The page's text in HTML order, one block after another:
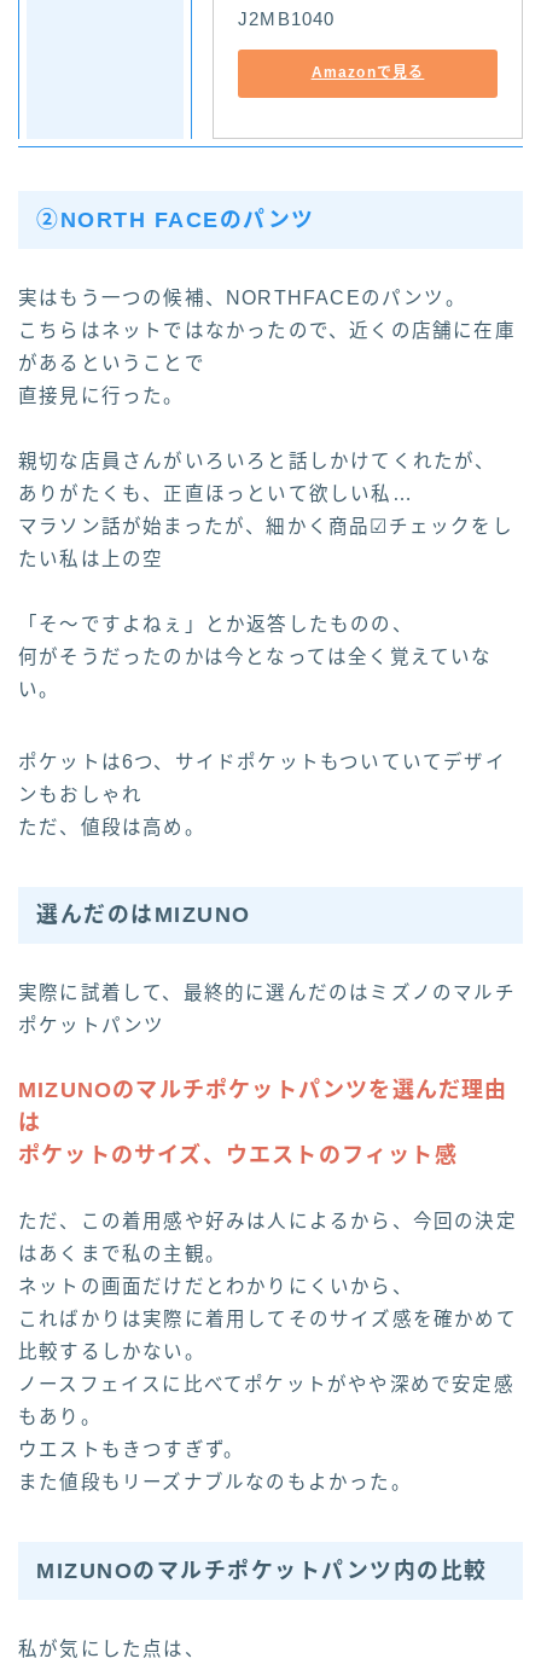
J2MB1040
Amazonで見る
②NORTH FACEのパンツ
実はもう一つの候補、NORTHFACEのパンツ。
こちらはネットではなかったので、近くの店舗に在庫
があるということで
直接見に行った。
親切な店員さんがいろいろと話しかけてくれたが、
ありがたくも、正直ほっといて欲しい私…
マラソン話が始まったが、細かく商品☑チェックをし
たい私は上の空
「そ～ですよねぇ」とか返答したものの、
何がそうだったのかは今となっては全く覚えていな
い。
ポケットは6つ、サイドポケットもついていてデザイ
ンもおしゃれ
ただ、値段は高め。
選んだのはMIZUNO
実際に試着して、最終的に選んだのはミズノのマルチ
ポケットパンツ
MIZUNOのマルチポケットパンツを選んだ理由
は
ポケットのサイズ、ウエストのフィット感
ただ、この着用感や好みは人によるから、今回の決定
はあくまで私の主観。
ネットの画面だけだとわかりにくいから、
こればかりは実際に着用してそのサイズ感を確かめて
比較するしかない。
ノースフェイスに比べてポケットがやや深めで安定感
もあり。
ウエストもきつすぎず。
また値段もリーズナブルなのもよかった。
MIZUNOのマルチポケットパンツ内の比較
私が気にした点は、